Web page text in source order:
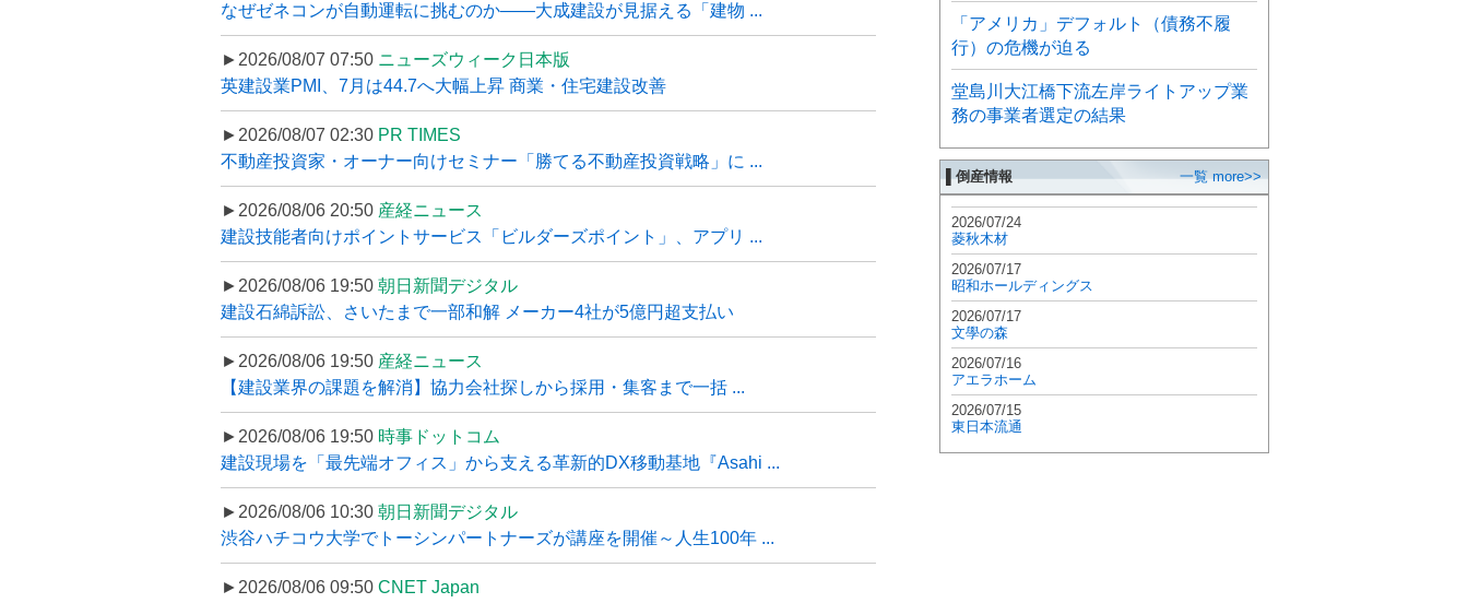
なぜゼネコンが自動運転に挑むのか――大成建設が見据える「建物 ...
►2026/08/07 07:50 ニューズウィーク日本版
英建設業PMI、7月は44.7へ大幅上昇 商業・住宅建設改善
►2026/08/07 02:30 PR TIMES
不動産投資家・オーナー向けセミナー「勝てる不動産投資戦略」に ...
►2026/08/06 20:50 産経ニュース
建設技能者向けポイントサービス「ビルダーズポイント」、アプリ ...
►2026/08/06 19:50 朝日新聞デジタル
建設石綿訴訟、さいたまで一部和解 メーカー4社が5億円超支払い
►2026/08/06 19:50 産経ニュース
【建設業界の課題を解消】協力会社探しから採用・集客まで一括 ...
►2026/08/06 19:50 時事ドットコム
建設現場を「最先端オフィス」から支える革新的DX移動基地『Asahi ...
►2026/08/06 10:30 朝日新聞デジタル
渋谷ハチコウ大学でトーシンパートナーズが講座を開催～人生100年 ...
►2026/08/06 09:50 CNET Japan
「アメリカ」デフォルト（債務不履
行）の危機が迫る
堂島川大江橋下流左岸ライトアップ業
務の事業者選定の結果
▌倒産情報 一覧 more>>
2026/07/24
菱秋木材
2026/07/17
昭和ホールディングス
2026/07/17
文學の森
2026/07/16
アエラホーム
2026/07/15
東日本流通